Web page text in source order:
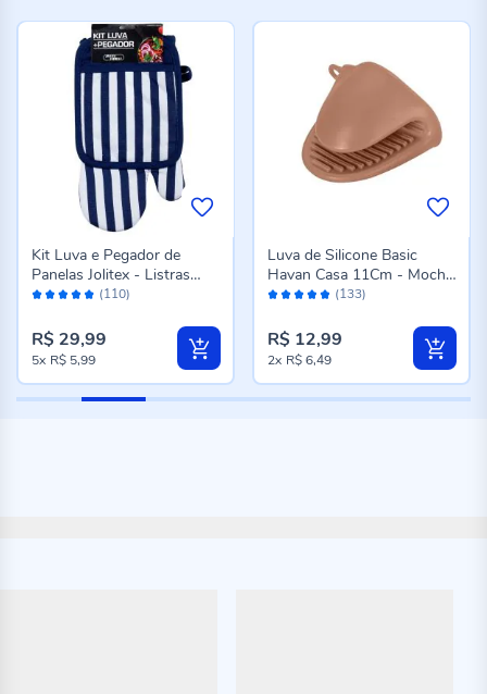
Avaliação: (110)
Kit Luva e Pegador de
Panelas Jolitex - Listras
Azul
R$ 29,99
5x R$ 5,99
Avaliação: (133)
Luva de Silicone Basic
Havan Casa 11Cm - Mocha
Mousse
R$ 12,99
2x R$ 6,49